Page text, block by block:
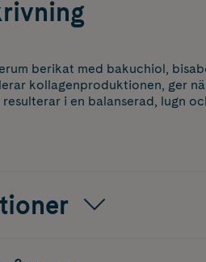
berikat med bakuchiol,
kollagenproduktionen, ger
i en balanserad, lugn